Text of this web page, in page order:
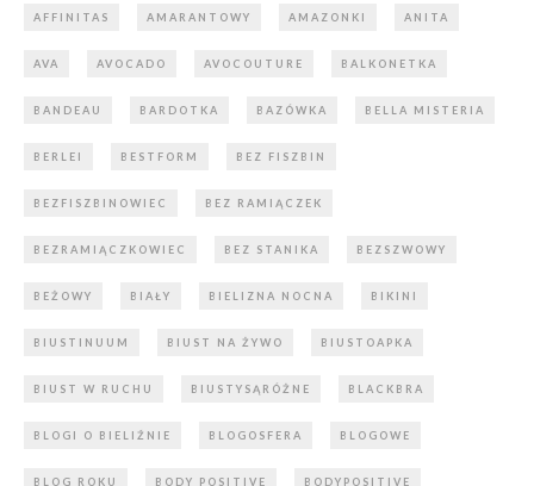
AFFINITAS AMARANTOWY AMAZONKI ANITA
AVA AVOCADO AVOCOUTURE BALKONETKA
BANDEAU BARDOTKA BAZÓWKA BELLA MISTERIA
BERLEI BESTFORM BEZ FISZBIN
BEZFISZBINOWIEC BEZ RAMIĄCZEK
BEZRAMIĄCZKOWIEC BEZ STANIKA BEZSZWOWY
BEŻOWY BIAŁY BIELIZNA NOCNA BIKINI
BIUSTINUUM BIUST NA ŻYWO BIUSTOAPKA
BIUST W RUCHU BIUSTYSĄRÓŻNE BLACKBRA
BLOGI O BIELIŹNIE BLOGOSFERA BLOGOWE
BLOG ROKU BODY POSITIVE BODYPOSITIVE